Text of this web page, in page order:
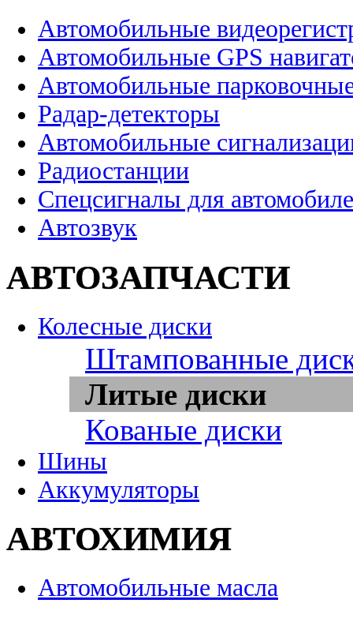
Автомобильные
Автомобильные GPS
Автомобильные
Радар-детекторы
Автомобильные
Радиостанции
Спецсигналы для
Автозвук
АВТОЗАПЧАСТИ
Колесные диски
Штампованные
Литые диски
Кованые диски
Шины
Аккумуляторы
АВТОХИМИЯ
Автомобильные масла